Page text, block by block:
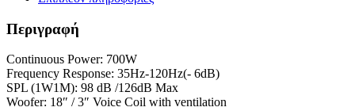
Περιγραφή
Continuous Power: 700W
Frequency Response: 35Hz-120Hz(- 6dB)
SPL (1W1M): 98 dB /126dB Max
Woofer: 18″ / 3″ Voice Coil with ventilation